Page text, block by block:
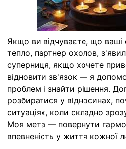
Якщо ви відчуваєте, що ваші
тепло, партнер охолов,
суперниця, якщо хочете
відновити зв'язок — я
проблем і знайти рішення.
розбиратися у відносинах,
ситуаціях, коли складно
Моя мета — повернути
впевненість у життя кожної